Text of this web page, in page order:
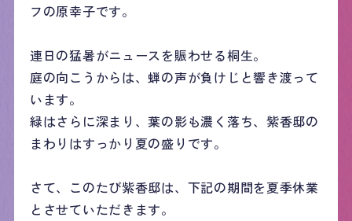
フの原幸子です。
連日の猛暑がニュースを賑わせる桐生。
庭の向こうからは、蝉の声が負けじと響き渡って
います。
緑はさらに深まり、葉の影も濃く落ち、紫香邸の
まわりはすっかり夏の盛りです。
さて、このたび紫香邸は、下記の期間を夏季休業
とさせていただきます。